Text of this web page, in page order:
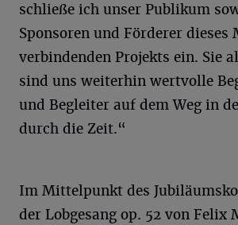
schließe ich unser Publikum
Sponsoren und Förderer dieses
verbindenden Projekts ein. Sie
sind uns weiterhin wertvolle
und Begleiter auf dem Weg in
durch die Zeit.“
Im Mittelpunkt des
der Lobgesang op. 52 von Felix